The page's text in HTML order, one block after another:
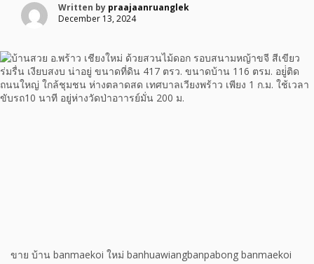
Written by praajaanruanglek
December 13, 2024
ขาย บ้าน banmaekoi ใหม่ banhuawiangbanpabong banmaekoi